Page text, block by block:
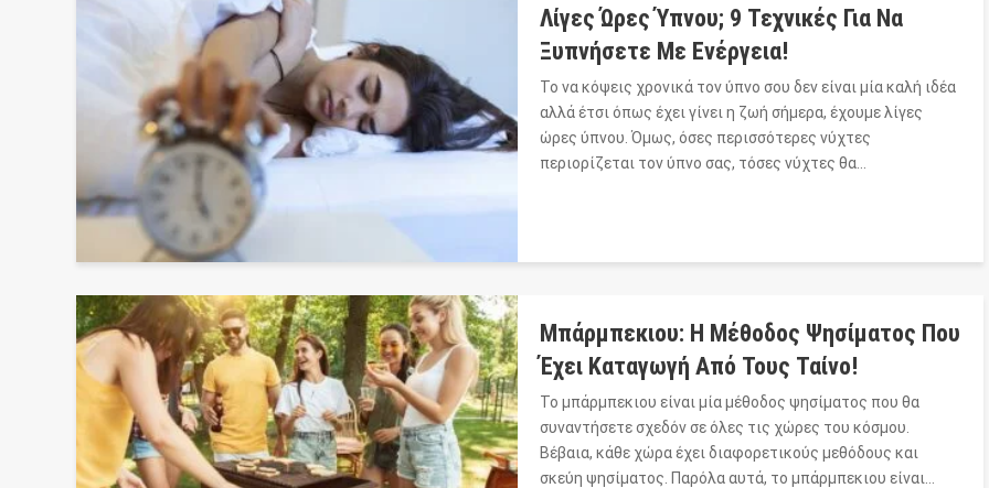
Λίγες Ώρες Ύπνου; 9 Τεχνικές Για Να
Ξυπνήσετε Με Ενέργεια!
Το να κόψεις χρονικά τον ύπνο σου δεν είναι μία καλή ιδέα
αλλά έτσι όπως έχει γίνει η ζωή σήμερα, έχουμε λίγες
ώρες ύπνου. Όμως, όσες περισσότερες νύχτες
περιορίζεται τον ύπνο σας, τόσες νύχτες θα…
Μπάρμπεκιου: Η Μέθοδος Ψησίματος Που
Έχει Καταγωγή Από Τους Ταίνο!
Το μπάρμπεκιου είναι μία μέθοδος ψησίματος που θα
συναντήσετε σχεδόν σε όλες τις χώρες του κόσμου.
Βέβαια, κάθε χώρα έχει διαφορετικούς μεθόδους και
σκεύη ψησίματος. Παρόλα αυτά, το μπάρμπεκιου είναι…